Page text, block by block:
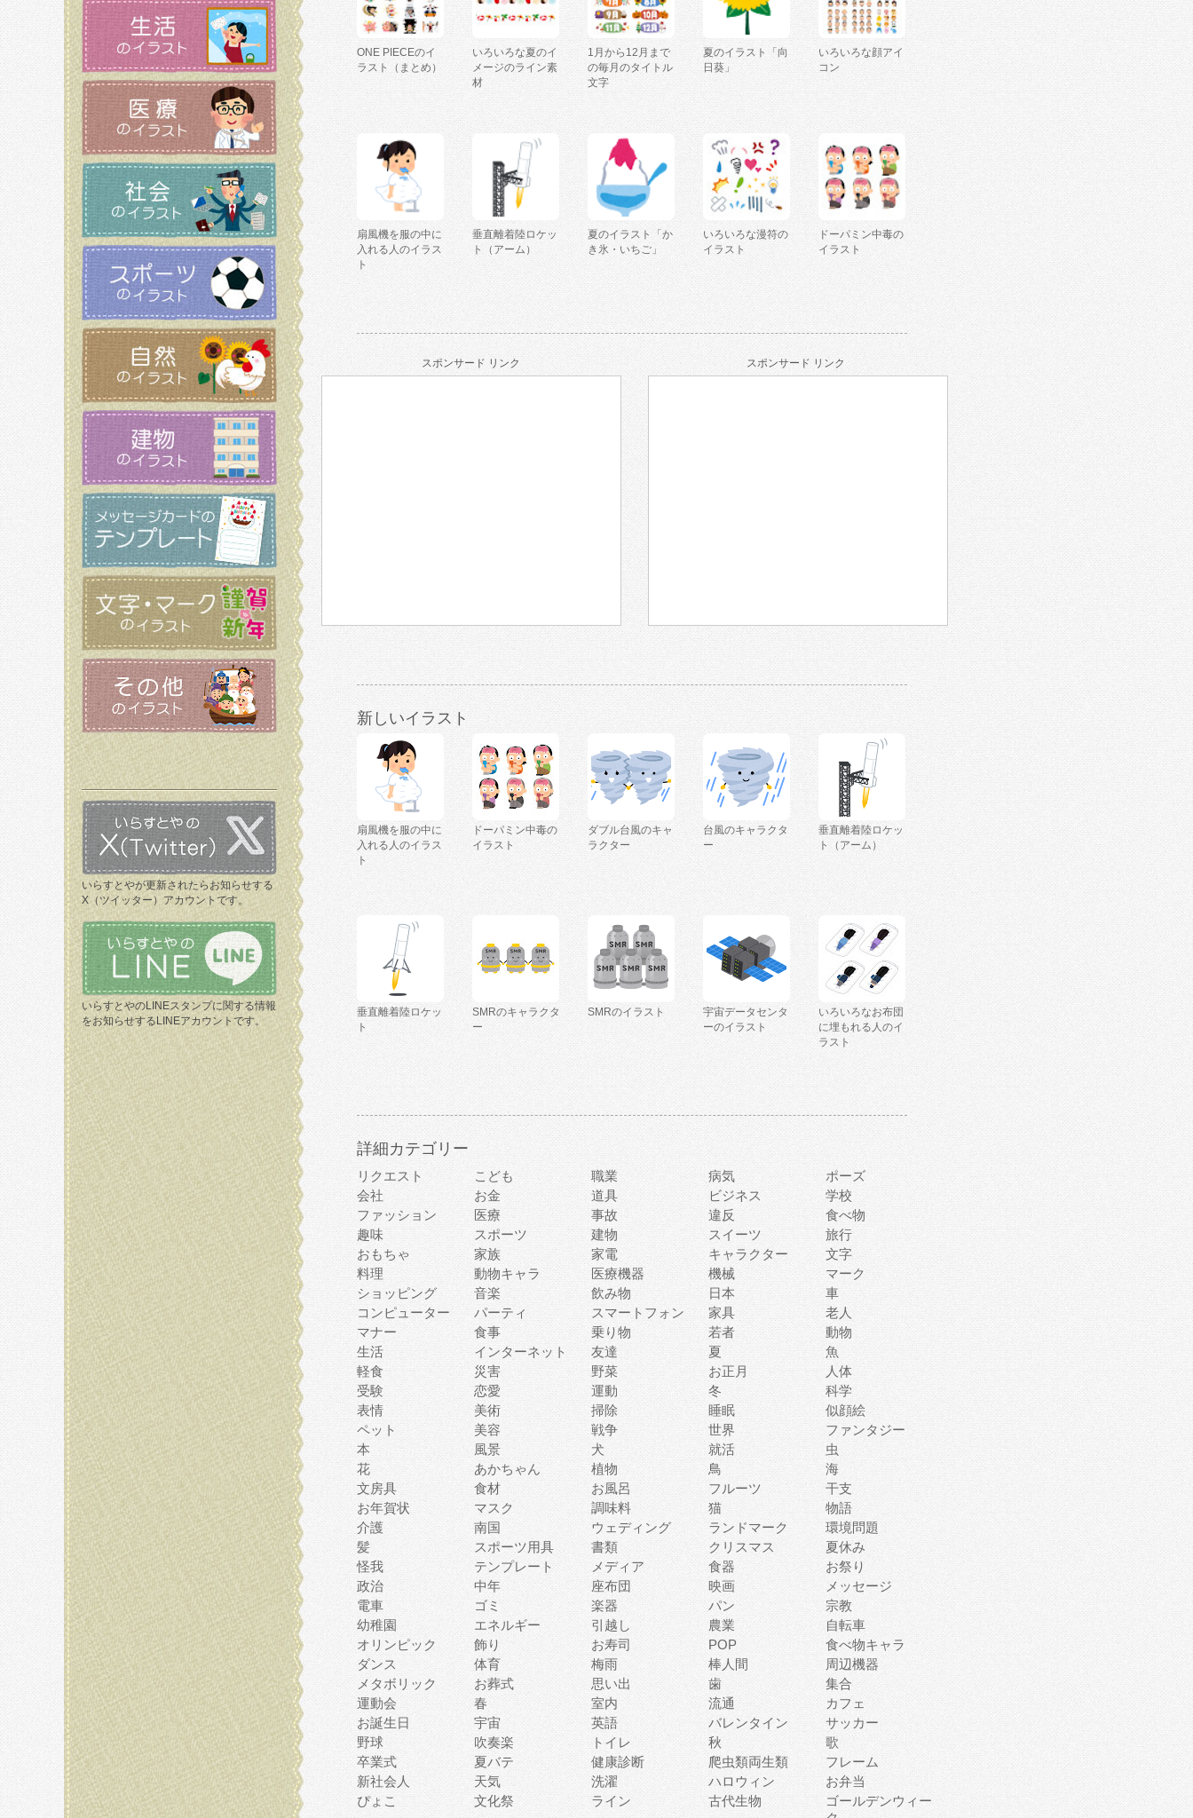
いらすとやが更新されたらお知らせする
X（ツイッター）アカウントです。
いらすとやのLINEスタンプに関する情報
をお知らせするLINEアカウントです。
ONE PIECEのイ
ラスト（まとめ）
いろいろな夏のイ
メージのライン素
材
1月から12月まで
の毎月のタイトル
文字
夏のイラスト「向
日葵」
いろいろな顔アイ
コン
扇風機を服の中に
入れる人のイラス
ト
垂直離着陸ロケッ
ト（アーム）
夏のイラスト「か
き氷・いちご」
いろいろな漫符の
イラスト
ドーパミン中毒の
イラスト
スポンサード リンク スポンサード リンク
新しいイラスト
扇風機を服の中に
入れる人のイラス
ト
ドーパミン中毒の
イラスト
ダブル台風のキャ
ラクター
台風のキャラクタ
ー
垂直離着陸ロケッ
ト（アーム）
垂直離着陸ロケッ
ト
SMRのキャラクタ
ー
SMRのイラスト
宇宙データセンタ
ーのイラスト
いろいろなお布団
に埋もれる人のイ
ラスト
詳細カテゴリー
リクエスト こども 職業 病気
ポーズ
会社
お金 道具 ビジネス
学校
ファッション
医療 事故 違反
食べ物
趣味
スポーツ 建物 スイーツ
旅行
おもちゃ
家族 家電 キャラクター
文字
料理
動物キャラ 医療機器 機械
マーク
ショッピング
音楽 飲み物 日本
車
コンピューター
パーティ スマートフォン 家具
老人
マナー
食事 乗り物 若者
動物
生活
インターネット 友達 夏
魚
軽食
災害 野菜 お正月
人体
受験
恋愛 運動 冬
科学
表情
美術 掃除 睡眠
似顔絵
ペット
美容 戦争 世界
ファンタジー
本
風景 犬 就活
虫
花
あかちゃん 植物 鳥
海
文房具
食材 お風呂 フルーツ
干支
お年賀状
マスク 調味料 猫
物語
介護
南国 ウェディング ランドマーク
環境問題
髪
スポーツ用具 書類 クリスマス
夏休み
怪我
テンプレート メディア 食器
お祭り
政治
中年 座布団 映画
メッセージ
電車
ゴミ 楽器 パン
宗教
幼稚園
エネルギー 引越し 農業
自転車
オリンピック
飾り お寿司 POP
食べ物キャラ
ダンス
体育 梅雨 棒人間
周辺機器
メタボリック
お葬式 思い出 歯
集合
運動会
春 室内 流通
カフェ
お誕生日
宇宙 英語 バレンタイン
サッカー
野球
吹奏楽 トイレ 秋
歌
卒業式
夏バテ 健康診断 爬虫類両生類
フレーム
新社会人
天気 洗濯 ハロウィン
お弁当
ぴょこ
文化祭 ライン 古代生物
ゴールデンウィー